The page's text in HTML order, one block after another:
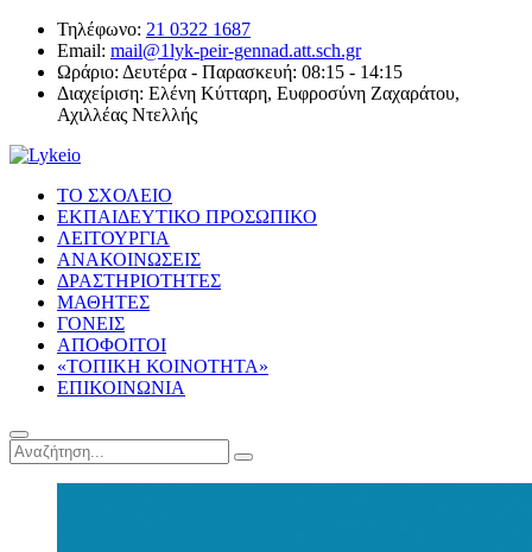
Τηλέφωνο: 21 0322 1687
Email: mail@1lyk-peir-gennad.att.sch.gr
Ωράριο: Δευτέρα - Παρασκευή: 08:15 - 14:15
Διαχείριση: Ελένη Κύτταρη, Ευφροσύνη Ζαχαράτου,
Αχιλλέας Ντελλής
ΤΟ ΣΧΟΛΕΙΟ
ΕΚΠΑΙΔΕΥΤΙΚΟ ΠΡΟΣΩΠΙΚΟ
ΛΕΙΤΟΥΡΓΙΑ
ΑΝΑΚΟΙΝΩΣΕΙΣ
ΔΡΑΣΤΗΡΙΟΤΗΤΕΣ
ΜΑΘΗΤΕΣ
ΓΟΝΕΙΣ
ΑΠΟΦΟΙΤΟΙ
«ΤΟΠΙΚΗ ΚΟΙΝΟΤΗΤΑ»
ΕΠΙΚΟΙΝΩΝΙΑ